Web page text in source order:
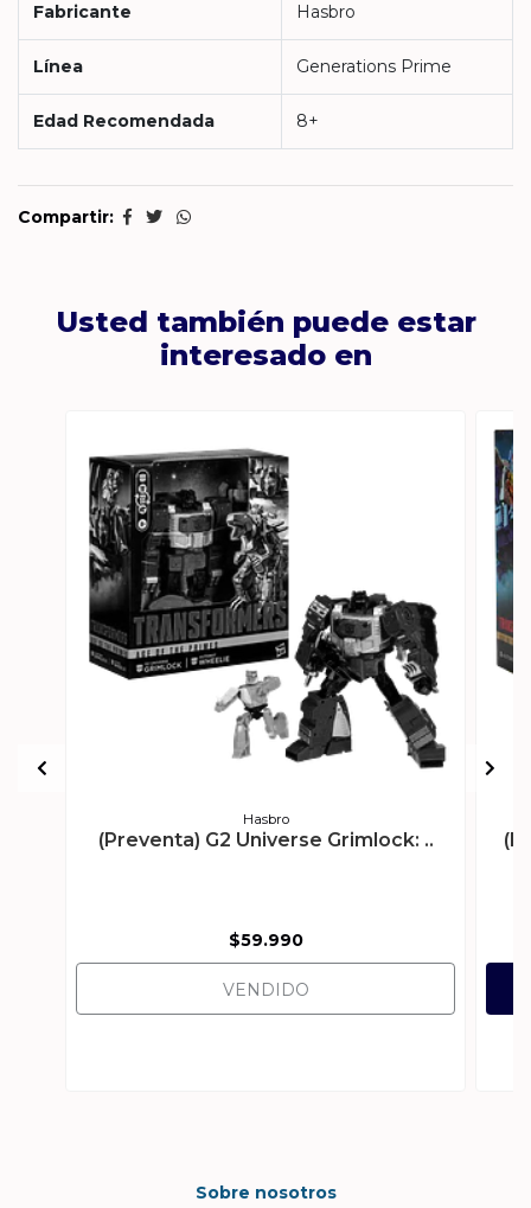
Fabricante Hasbro
Línea Generations Prime
Edad Recomendada 8+
Compartir:
Usted también puede estar
interesado en
Hasbro
(Preventa) G2 Universe Grimlock: ..
$59.990
VENDIDO
Sobre nosotros